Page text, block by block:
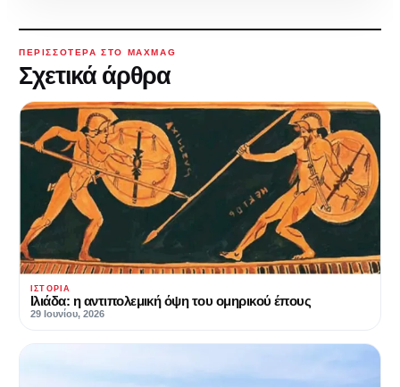
ΠΕΡΙΣΣΌΤΕΡΑ ΣΤΟ MAXMAG
Σχετικά άρθρα
ΙΣΤΟΡΊΑ
Ιλιάδα: η αντιπολεμική όψη του ομηρικού έπους
29 Ιουνίου, 2026